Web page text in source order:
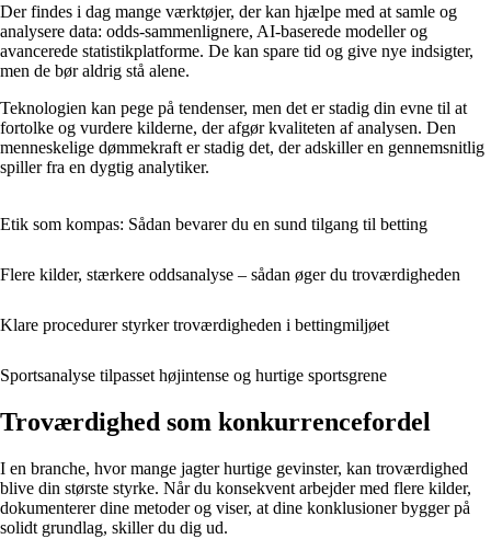
Der findes i dag mange værktøjer, der kan hjælpe med at samle og
analysere data: odds-sammenlignere, AI-baserede modeller og
avancerede statistikplatforme. De kan spare tid og give nye indsigter,
men de bør aldrig stå alene.
Teknologien kan pege på tendenser, men det er stadig din evne til at
fortolke og vurdere kilderne, der afgør kvaliteten af analysen. Den
menneskelige dømmekraft er stadig det, der adskiller en gennemsnitlig
spiller fra en dygtig analytiker.
Etik som kompas: Sådan bevarer du en sund tilgang til betting
Flere kilder, stærkere oddsanalyse – sådan øger du troværdigheden
Klare procedurer styrker troværdigheden i bettingmiljøet
Sportsanalyse tilpasset højintense og hurtige sportsgrene
Troværdighed som konkurrencefordel
I en branche, hvor mange jagter hurtige gevinster, kan troværdighed
blive din største styrke. Når du konsekvent arbejder med flere kilder,
dokumenterer dine metoder og viser, at dine konklusioner bygger på
solidt grundlag, skiller du dig ud.